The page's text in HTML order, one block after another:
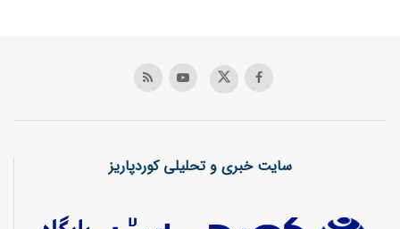
سایت خبری و تحلیلی کوردپاریز